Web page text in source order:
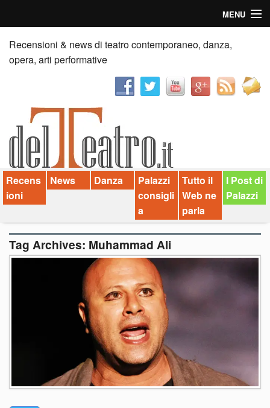
MENU
Home
Recensioni
News
Palazzi consiglia
Video
Chi siamo
Contatti
Recensioni & news di teatro contemporaneo, danza,
opera, arti performative
Recens
ioni
News Danza
Palazzi
consigli
a
Tutto il
Web ne
parla
I Post di
Palazzi
Tag Archives: Muhammad Ali